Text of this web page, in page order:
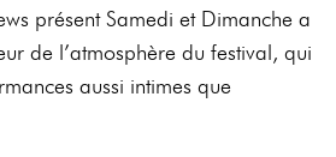
présent Samedi et Dimanche a
de l’atmosphère du festival, qui
aussi intimes que